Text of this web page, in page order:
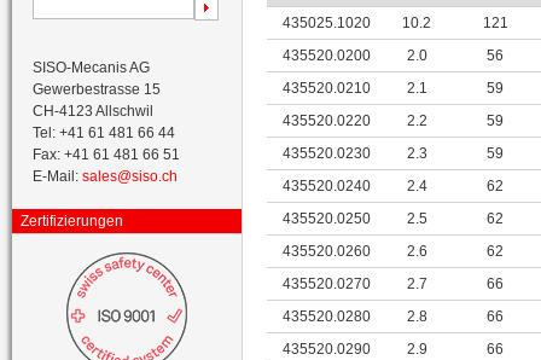
SISO-Mecanis AG
Gewerbestrasse 15
CH-4123 Allschwil
Tel: +41 61 481 66 44
Fax: +41 61 481 66 51
E-Mail: sales@siso.ch
Zertifizierungen
435025.1020
10.2
121
435520.0200
2.0
56
435520.0210
2.1
59
435520.0220
2.2
59
435520.0230
2.3
59
435520.0240
2.4
62
435520.0250
2.5
62
435520.0260
2.6
62
435520.0270
2.7
66
435520.0280
2.8
66
435520.0290
2.9
66